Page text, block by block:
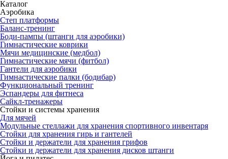
Каталог
Аэробика
Степ платформы
Баланс-тренинг
Боди-пампы (штанги для аэробики)
Гимнастические коврики
Мячи медицинские (медбол)
Гимнастические мячи (фитбол)
Гантели для аэробики
Гимнастические палки (бодибар)
Функциональный тренинг
Эспандеры для фитнеса
Сайкл-тренажеры
Стойки и системы хранения
Для мячей
Модульные стеллажи для хранения спортивного инвентаря
Стойки для хранения гирь и гантелей
Стойки и держатели для хранения грифов
Стойки и держатели для хранения дисков штанги